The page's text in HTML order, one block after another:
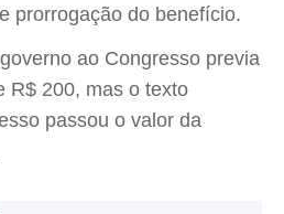
prorrogação do benefício.
ao Congresso previa
R$ 200, mas o texto
passou o valor da